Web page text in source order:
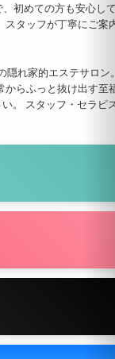
初めての方も安心し
タッフが丁寧にご案
隠れ家的エステサロン
らふっと抜け出す至
。 スタッフ・セラピ